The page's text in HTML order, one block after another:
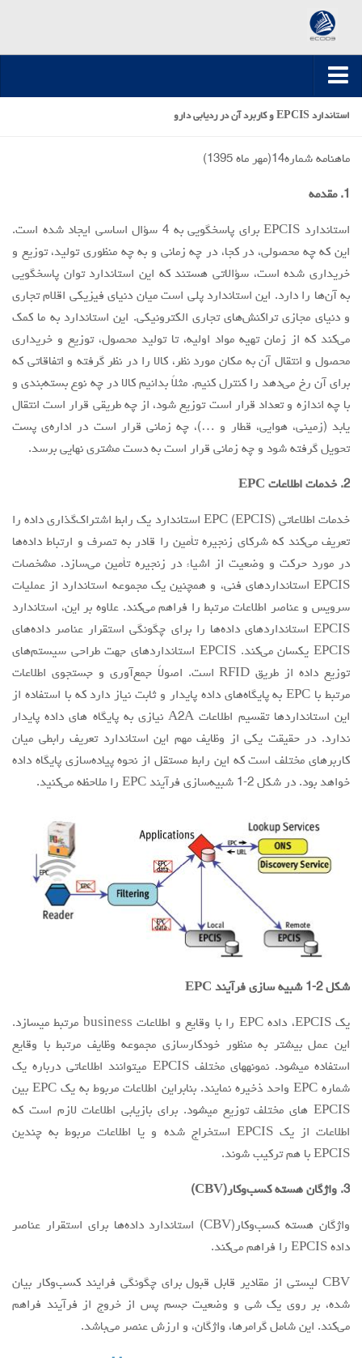
صفحه اصلی
مقالات سال 1396
مقالات سال 1399-1397
مقالات سال 1400
مقالات سال 1402
مقالات سال 1403
مقالات سال 1404
مرور
شماره جاری
راهنمای نویسندگان
نحوه ارسال مقاله
درباره نشریه
اخبار و اعلانات
پیوندهای مفید
تماس با ما
استاندارد EPCIS و کاربرد آن در ردیابی دارو
ماهنامه شماره14(مهر ماه 1395)
1. مقدمه
استاندارد EPCIS برای پاسخگویی به 4 سؤال اساسی ایجاد شده است.
این که چه محصولی، در کجا، در چه زمانی و به چه منظوری تولید، توزیع و
خریداری شده است، سؤالاتی هستند که این استاندارد توان پاسخگویی
به آن‌ها را دارد. این استاندارد پلی است میان دنیای فیزیکی اقلام تجاری
و دنیای مجازی تراکنش‌های تجاری الکترونیکی. این استاندارد به ما کمک
می‌کند که از زمان تهیه مواد اولیه، تا تولید محصول، توزیع و خریداری
محصول و انتقال آن به مکان مورد نظر، کالا را در نظر گرفته و اتفاقاتی که
برای آن رخ می‌دهد را کنترل کنیم. مثلاً بدانیم کالا در چه نوع بسته‌بندی و
با چه اندازه و تعداد قرار است توزیع شود، از چه طریقی قرار است انتقال
یابد (زمینی، هوایی، قطار و …)، چه زمانی قرار است در اداره‌ی پست
تحویل گرفته شود و چه زمانی قرار است به دست مشتری نهایی برسد.
2. خدمات اطلاعات EPC
خدمات اطلاعاتی (EPCIS) EPC استاندارد یک رابط اشتراک‌گذاری داده را
تعریف می‌کند که شرکای زنجیره تأمین را قادر به تصرف و ارتباط داده‌ها
در مورد حرکت و وضعیت از اشیاء در زنجیره تأمین می‌سازد. مشخصات
EPCIS استانداردهای فنی، و همچنین یک مجموعه استاندارد از عملیات
سرویس و عناصر اطلاعات مرتبط را فراهم می‌کند. علاوه بر این، استاندارد
EPCIS استانداردهای داده‌ها را برای چگونگی استقرار عناصر داده‌های
EPCIS یکسان می‌کند. EPCIS استانداردهای جهت طراحی سیستم‌های
توزیع داده از طریق RFID است. اصولاً جمع‌آوری و جستجوی اطلاعات
مرتبط با EPC به پایگاه‌های داده پایدار و ثابت نیاز دارد که با استفاده از
این استانداردها تقسیم اطلاعات A2A نیازی به پایگاه های داده پایدار
ندارد. در حقیقت یکی از وظایف مهم این استاندارد تعریف رابطی میان
کاربرهای مختلف است که این رابط مستقل از نحوه پیاده‌سازی پایگاه داده
خواهد بود. در شکل 2-1 شبیه‌سازی فرآیند EPC را ملاحظه می‌کنید.
شکل 2-1 شبیه سازی فرآیند EPC
یک EPCIS، داده EPC را با وقایع و اطلاعات business مرتبط میسازد.
این عمل بیشتر به منظور خودکارسازی مجموعه وظایف مرتبط با وقایع
استفاده میشود. نمونههای مختلف EPCIS میتوانند اطلاعاتی درباره یک
شماره EPC واحد ذخیره نمایند. بنابراین اطلاعات مربوط به یک EPC بین
EPCIS های مختلف توزیع میشود. برای بازیابی اطلاعات لازم است که
اطلاعات از یک EPCIS استخراج شده و یا اطلاعات مربوط به چندین
EPCIS با هم ترکیب شوند.
3. واژگان هسته کسب‌وکار(CBV)
واژگان هسته کسب‌وکار(CBV) استاندارد داده‌ها برای استقرار عناصر
داده EPCIS را فراهم می‌کند.
CBV لیستی از مقادیر قابل قبول برای چگونگی فرایند کسب‌وکار بیان
شده، بر روی یک شی و وضعیت جسم پس از خروج از فرآیند فراهم
می‌کند. این شامل گرامرها، واژگان، و ارزش عنصر می‌باشد.